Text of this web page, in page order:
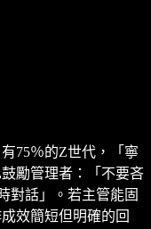
75％的Z世代，「寧
勵管理者：「不要吝
對話」。若主管能固
效簡短但明確的回